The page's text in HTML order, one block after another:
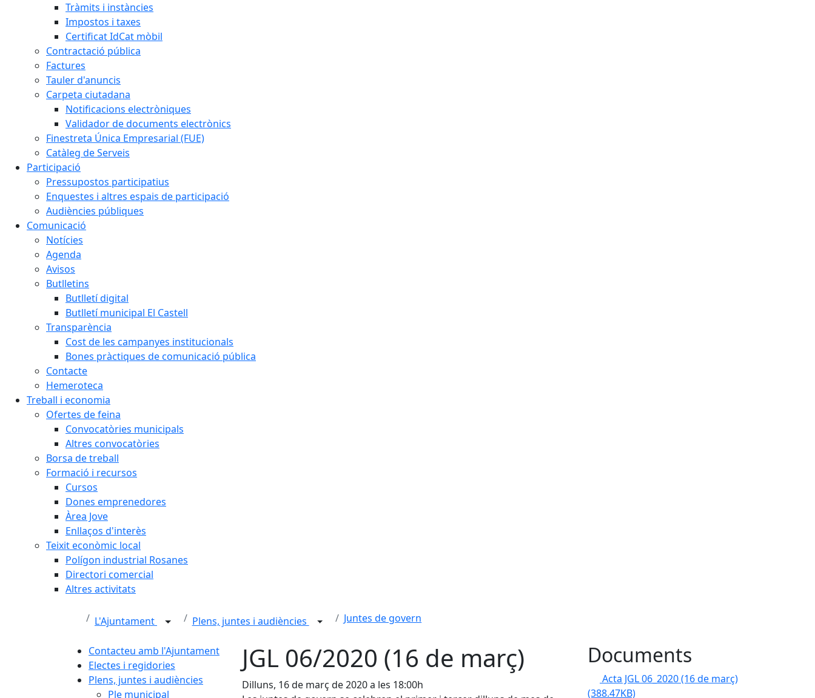
Tràmits i instàncies
Impostos i taxes
Certificat IdCat mòbil
Contractació pública
Factures
Tauler d'anuncis
Carpeta ciutadana
Notificacions electròniques
Validador de documents electrònics
Finestreta Única Empresarial (FUE)
Catàleg de Serveis
Participació
Pressupostos participatius
Enquestes i altres espais de participació
Audiències públiques
Comunicació
Notícies
Agenda
Avisos
Butlletins
Butlletí digital
Butlletí municipal El Castell
Transparència
Cost de les campanyes institucionals
Bones pràctiques de comunicació pública
Contacte
Hemeroteca
Treball i economia
Ofertes de feina
Convocatòries municipals
Altres convocatòries
Borsa de treball
Formació i recursos
Cursos
Dones emprenedores
Àrea Jove
Enllaços d'interès
Teixit econòmic local
Polígon industrial Rosanes
Directori comercial
Altres activitats
L'Ajuntament Plens, juntes i audiències Juntes de govern
Contacteu amb l'Ajuntament
Electes i regidories
Plens, juntes i audiències
Ple municipal
JGL 06/2020 (16 de març)
Dilluns, 16 de març de 2020 a les 18:00h
Documents
Acta JGL 06_2020 (16 de març)
(388.47KB)